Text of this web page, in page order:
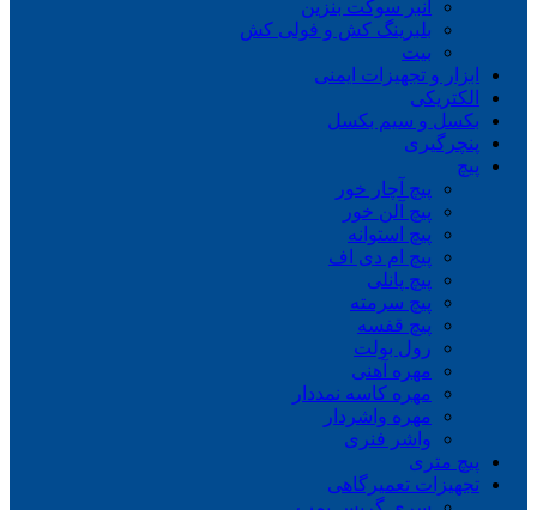
انبر سوکت بنزین
بلبرینگ کش و فولی کش
بیت
ابزار و تجهیزات ایمنی
الکتریکی
بکسل و سیم بکسل
پنچرگیری
پیچ
پیچ آچار خور
پیچ آلن خور
پیچ استوانه
پیچ ام دی اف
پیچ پانلی
پیچ سرمته
پیچ قفسه
رول بولت
مهره آهنی
مهره کاسه نمددار
مهره واشردار
واشر فنری
پیچ متری
تجهیزات تعمیرگاهی